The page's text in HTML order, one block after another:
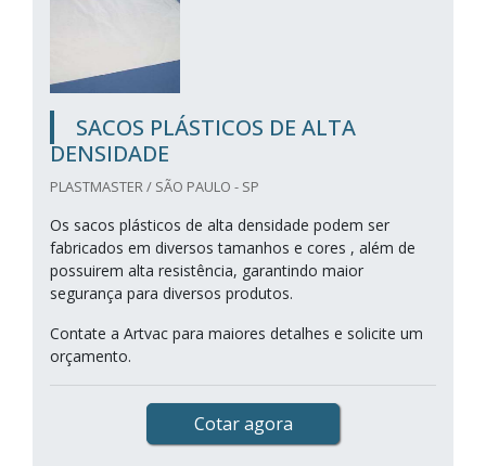
SACOS PLÁSTICOS DE ALTA
DENSIDADE
PLASTMASTER / SÃO PAULO - SP
Os sacos plásticos de alta densidade podem ser
fabricados em diversos tamanhos e cores , além de
possuirem alta resistência, garantindo maior
segurança para diversos produtos.
Contate a Artvac para maiores detalhes e solicite um
orçamento.
Cotar agora